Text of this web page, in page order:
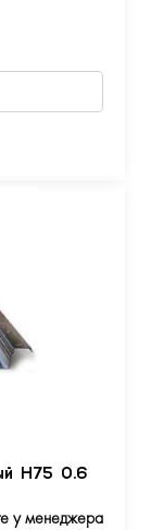
Н75 0.6
у менеджера